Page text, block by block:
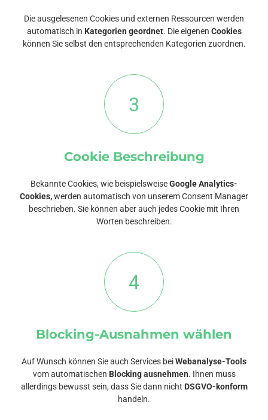
Die ausgelesenen Cookies und externen Ressourcen werden
automatisch in Kategorien geordnet. Die eigenen Cookies
können Sie selbst den entsprechenden Kategorien zuordnen.
3
Cookie Beschreibung
Bekannte Cookies, wie beispielsweiseGoogle Analytics-
Cookies,werden automatisch von unserem Consent Manager
beschrieben. Sie können aber auch jedes Cookie mit Ihren
Worten beschreiben.
4
Blocking-Ausnahmen wählen
Auf Wunsch können Sie auch Services beiWebanalyse-Tools
vom automatischen Blocking ausnehmen. Ihnen muss
allerdings bewusst sein, dass Sie dann nicht DSGVO-konform
handeln.